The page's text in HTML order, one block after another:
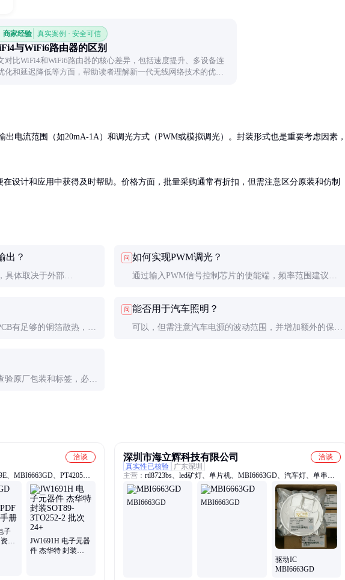
商家经验 真实案例 · 安全可信
与WiFi6路由器的区别
对比WiFi4和WiFi6路由器的核心差异，包括速度提升、多设备连
化和延迟降低等方面，帮助读者理解新一代无线网络技术的优
出电流范围（如20mA-1A）和调光方式（PWM或模拟调光）。封装形式也是重要考虑因素
设计和应用中获得及时帮助。价格方面，批量采购通常有折扣，但需注意区分原装和仿制
出？
具体取决于外部
问 如何实现PWM调光？
通过输入PWM信号控制芯片的使能端，频率范围建议在
有足够的铜箔散热，必
问 能否用于汽车照明？
可以，但需注意汽车电源的波动范围，并增加额外的保护
验原厂包装和标签，必要
洽谈
、MBI6663GD、PT4205、
、PT4211BE23E、
、PT4115EE89E、
IW3627-00、IW3689-01、
、SM2083EGL、
子
料
JW1691H 电子元器
件 杰华特 封装
深圳市海立辉科技有限公司
洽谈
真实性已核验
广东深圳
主营： rtl8723bs、led矿灯、单片机、MBI6663GD、汽车灯、单串
led、stp4nk60z、sm2082egs、路由器、sn74hc08n、cet一手、led电
源、led发光、iw1602-00、icdx1001t、晶体管、矽威led、士兰微、
iw3605-02、sy5864kac、cl1570esk、fdpf15n65、iw3689-00、
MBI6663GD MBI6663GD
驱动IC
MBI6663GD